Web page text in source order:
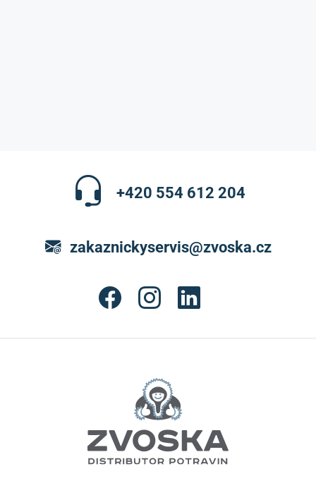
+420 554 612 204
zakaznickyservis@zvoska.cz